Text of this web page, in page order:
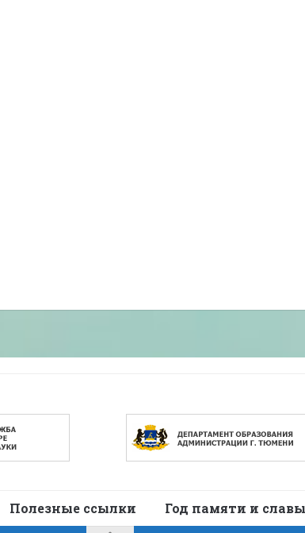
Полезные ссылки Год памяти и славы